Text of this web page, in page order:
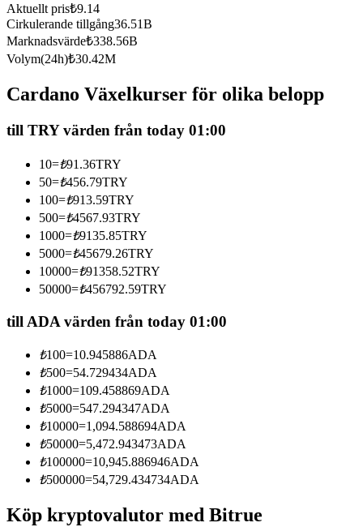
Kopiera Trading
Gå med de bästa handlarna
Bli en Copy Trader
Njut av vinstdelning och kopieringshandelsprovisioner
Information
Big data-analys inklusive handelsinformation, etc.
Aktuellt pris₺9.14
Cirkulerande tillgång36.51B
Marknadsvärde₺338.56B
Volym(24h)₺30.42M
Cardano Växelkurser för olika belopp
till TRY värden från today 01:00
10=₺91.36TRY
50=₺456.79TRY
100=₺913.59TRY
500=₺4567.93TRY
1000=₺9135.85TRY
5000=₺45679.26TRY
10000=₺91358.52TRY
50000=₺456792.59TRY
till ADA värden från today 01:00
₺100=10.945886ADA
₺500=54.729434ADA
₺1000=109.458869ADA
₺5000=547.294347ADA
₺10000=1,094.588694ADA
₺50000=5,472.943473ADA
₺100000=10,945.886946ADA
₺500000=54,729.434734ADA
Köp kryptovalutor med Bitrue